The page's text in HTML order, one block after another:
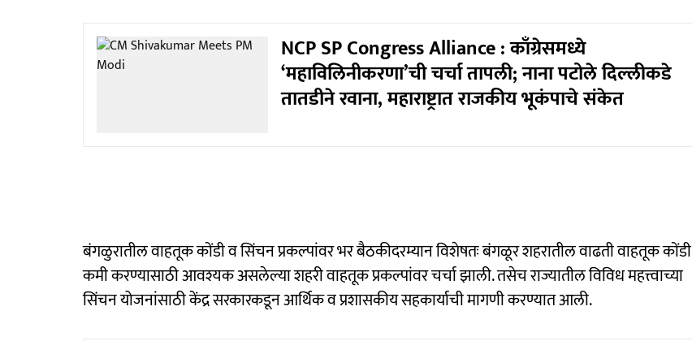
NCP SP Congress Alliance : काँग्रेसमध्ये
‘महाविलिनीकरणा’ची चर्चा तापली; नाना पटोले दिल्लीकडे
तातडीने रवाना, महाराष्ट्रात राजकीय भूकंपाचे संकेत
बंगळुरातील वाहतूक कोंडी व सिंचन प्रकल्पांवर भर बैठकीदरम्यान विशेषतः बंगळूर शहरातील वाढती वाहतूक कोंडी
कमी करण्यासाठी आवश्यक असलेल्या शहरी वाहतूक प्रकल्पांवर चर्चा झाली. तसेच राज्यातील विविध महत्त्वाच्या
सिंचन योजनांसाठी केंद्र सरकारकडून आर्थिक व प्रशासकीय सहकार्याची मागणी करण्यात आली.